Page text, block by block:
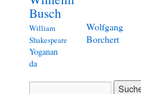
Busch
William
Shakespeare
Wolfgang
Borchert
Yoganan
da